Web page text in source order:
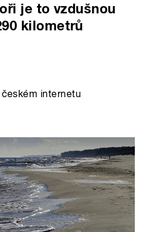
je to vzdušnou
kilometrů
internetu